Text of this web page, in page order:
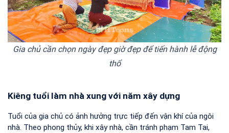
Gia chủ cần chọn ngày đẹp giờ đẹp để tiến hành lễ động
thổ
Kiêng tuổi làm nhà xung với năm xây dựng
Tuổi của gia chủ có ảnh hưởng trực tiếp đến vận khí của ngôi
nhà. Theo phong thủy, khi xây nhà, cần tránh phạm Tam Tai,